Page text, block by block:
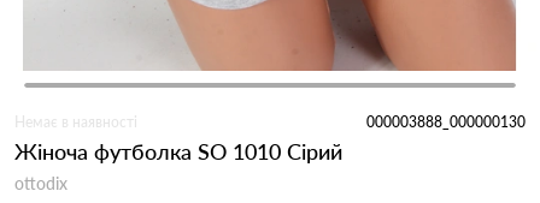
Немає в наявності 000003888_000000130
Жіноча футболка SO 1010 Сірий
ottodix